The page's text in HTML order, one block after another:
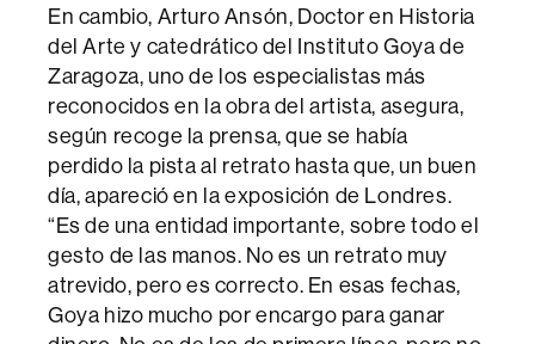
En cambio, Arturo Ansón, Doctor en Historia
del Arte y catedrático del Instituto Goya de
Zaragoza, uno de los especialistas más
reconocidos en la obra del artista, asegura,
según recoge la prensa, que se había
perdido la pista al retrato hasta que, un buen
día, apareció en la exposición de Londres.
“Es de una entidad importante, sobre todo el
gesto de las manos. No es un retrato muy
atrevido, pero es correcto. En esas fechas,
Goya hizo mucho por encargo para ganar